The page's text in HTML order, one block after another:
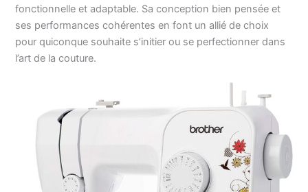
fonctionnelle et adaptable. Sa conception bien pensée et
ses performances cohérentes en font un allié de choix
pour quiconque souhaite s’initier ou se perfectionner dans
l’art de la couture.